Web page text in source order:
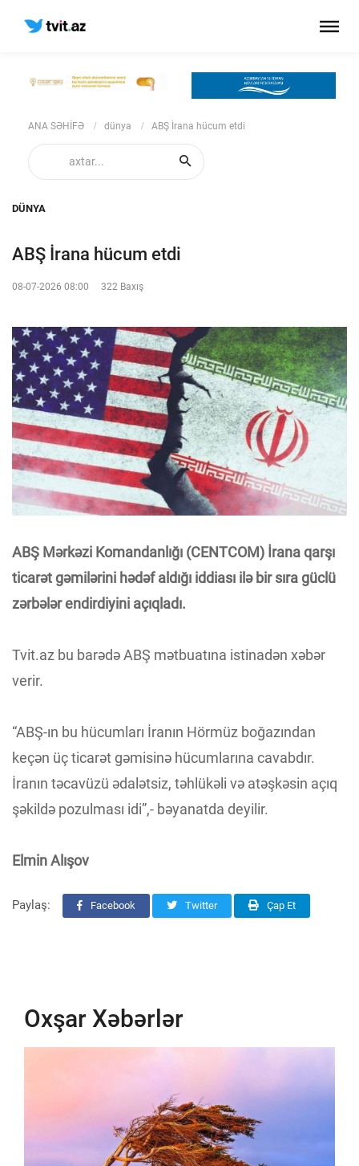
ANA SƏHİFƏ dünya ABŞ İrana hücum etdi
DÜNYA
ABŞ İrana hücum etdi
08-07-2026 08:00 322 Baxış
ABŞ Mərkəzi Komandanlığı (CENTCOM) İrana qarşı
ticarət gəmilərini hədəf aldığı iddiası ilə bir sıra güclü
zərbələr endirdiyini açıqladı.
Tvit.az bu barədə ABŞ mətbuatına istinadən xəbər
verir.
“ABŞ-ın bu hücumları İranın Hörmüz boğazından
keçən üç ticarət gəmisinə hücumlarına cavabdır.
İranın təcavüzü ədalətsiz, təhlükəli və atəşkəsin açıq
şəkildə pozulması idi”,- bəyanatda deyilir.
Elmin Alışov
Paylaş: Facebook Twitter Çap Et
Oxşar Xəbərlər